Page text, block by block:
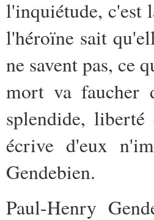
l'inquiétude, c'est
l'héroïne sait
ne savent pas, ce
mort va faucher
splendide, liberté
écrive d'eux
Gendebien.
Paul-Henry